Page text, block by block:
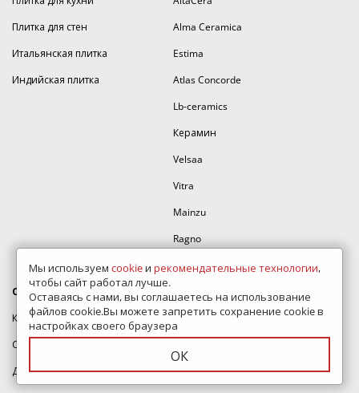
Плитка для стен
Итальянская плитка
Индийская плитка
Alma Ceramica
Estima
Atlas Concorde
Lb-ceramics
Керамин
Velsaa
Vitra
Mainzu
Ragno
Equipe
О компании
Контакты
Сертификаты
Доставка и оплата
Дизайн проект
Как оформить заказ
Мы используем cookieи рекомендательные технологии,
чтобы сайт работал лучше.
Оставаясь с нами, вы соглашаетесь на использование
файлов cookie.Вы можете запретить сохранение cookie в
настройках своего браузера
ОК